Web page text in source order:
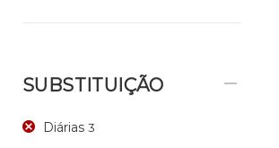
SUBSTITUIÇÃO
Diárias 3